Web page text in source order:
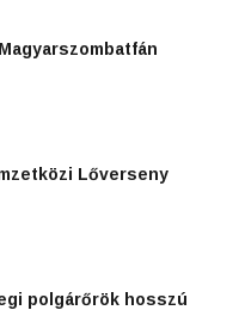
Lőverseny
polgárőrök hosszú